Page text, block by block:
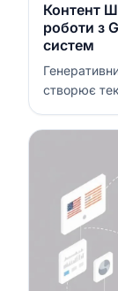
Контент
роботи з
систем
створює
величезні
оновлені
борються
content abu…